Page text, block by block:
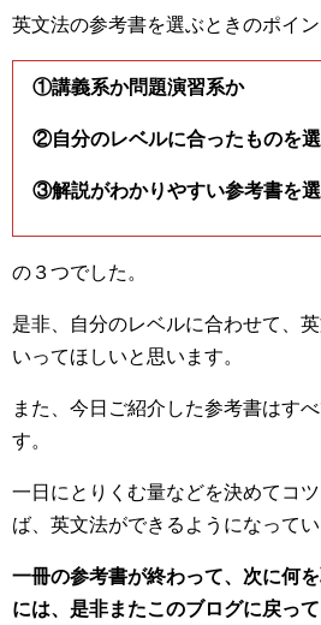
英文法の参考書を選ぶときのポイ
①講義系か問題演習系か
②自分のレベルに合ったものを
③解説がわかりやすい参考書を
の３つでした。
是非、自分のレベルに合わせて、
いってほしいと思います。
また、今日ご紹介した参考書はす
す。
一日にとりくむ量などを決めてコ
ば、英文法ができるようになってい
一冊の参考書が終わって、次に何
には、是非またこのブログに戻っ